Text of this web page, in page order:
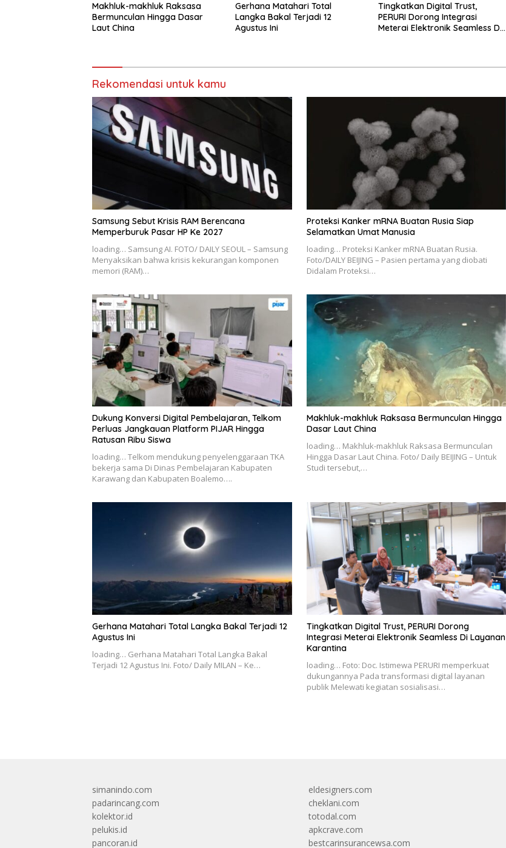
Makhluk-makhluk Raksasa
Bermunculan Hingga Dasar
Laut China
Gerhana Matahari Total
Langka Bakal Terjadi 12
Agustus Ini
Tingkatkan Digital Trust,
PERURI Dorong Integrasi
Meterai Elektronik Seamless Di
Rekomendasi untuk kamu
Samsung Sebut Krisis RAM Berencana
Memperburuk Pasar HP Ke 2027
loading… Samsung AI. FOTO/ DAILY SEOUL – Samsung
Menyaksikan bahwa krisis kekurangan komponen
memori (RAM)…
Proteksi Kanker mRNA Buatan Rusia Siap
Selamatkan Umat Manusia
loading… Proteksi Kanker mRNA Buatan Rusia.
Foto/DAILY BEIJING – Pasien pertama yang diobati
Didalam Proteksi…
Dukung Konversi Digital Pembelajaran, Telkom
Perluas Jangkauan Platform PIJAR Hingga
Ratusan Ribu Siswa
loading… Telkom mendukung penyelenggaraan TKA
bekerja sama Di Dinas Pembelajaran Kabupaten
Karawang dan Kabupaten Boalemo….
Makhluk-makhluk Raksasa Bermunculan Hingga
Dasar Laut China
loading… Makhluk-makhluk Raksasa Bermunculan
Hingga Dasar Laut China. Foto/ Daily BEIJING – Untuk
Studi tersebut,…
Gerhana Matahari Total Langka Bakal Terjadi 12
Agustus Ini
loading… Gerhana Matahari Total Langka Bakal
Terjadi 12 Agustus Ini. Foto/ Daily MILAN – Ke…
Tingkatkan Digital Trust, PERURI Dorong
Integrasi Meterai Elektronik Seamless Di Layanan
Karantina
loading… Foto: Doc. Istimewa PERURI memperkuat
dukungannya Pada transformasi digital layanan
publik Melewati kegiatan sosialisasi…
simanindo.com
padarincang.com
kolektor.id
pelukis.id
pancoran.id
eldesigners.com
cheklani.com
totodal.com
apkcrave.com
bestcarinsurancewsa.com